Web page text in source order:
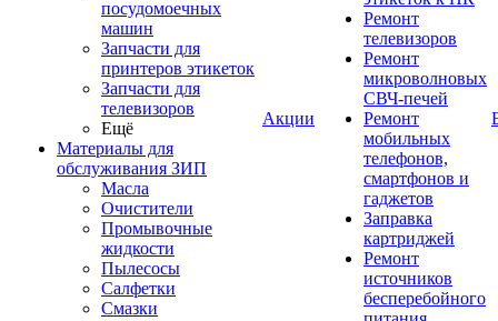
посудомоечных
машин
Запчасти для
принтеров этикеток
Запчасти для
телевизоров
Ещё
Материалы для
обслуживания ЗИП
Масла
Очистители
Промывочные
жидкости
Пылесосы
Салфетки
Смазки
Акции
Ремонт
телевизоров
Ремонт
микроволновых
СВЧ-печей
Ремонт
мобильных
телефонов,
смартфонов и
гаджетов
Заправка
картриджей
Ремонт
источников
бесперебойного